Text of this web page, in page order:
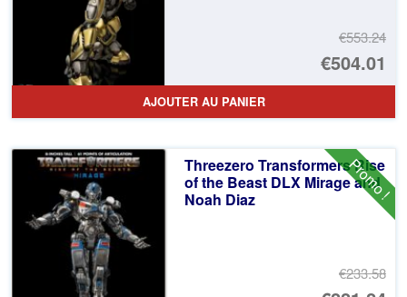
€553.24
€504.01
Le
AJOUTER AU PANIER
Promo !
Threezero Transformers Rise
of the Beast DLX Mirage and
Noah Diaz
€233.58